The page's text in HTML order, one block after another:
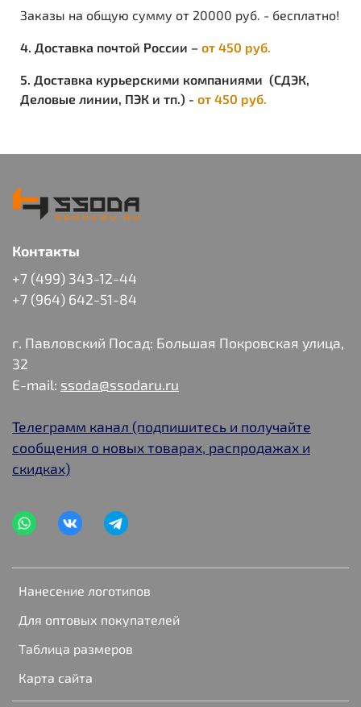
Заказы на общую сумму от 20000 руб. - бесплатно!
4. Доставка почтой России – от 450 руб.
5. Доставка курьерскими компаниями (СДЭК,
Деловые линии, ПЭК и тп.) - от 450 руб.
Нанесение логотипов
Для оптовых покупателей
Таблица размеров
Карта сайта
Контакты
+7 (499) 343-12-44
+7 (964) 642-51-84
г. Павловский Посад: Большая Покровская улица,
32
E-mail: ssoda@ssodaru.ru
Телеграмм канал (подпишитесь и получайте
сообщения о новых товарах, распродажах и
скидках)